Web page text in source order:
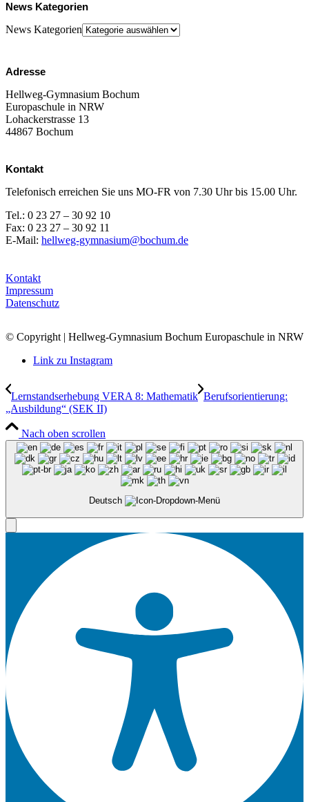
News Kategorien
News Kategorien
Adresse
Hellweg-Gymnasium Bochum
Europaschule in NRW
Lohackerstrasse 13
44867 Bochum
Kontakt
Telefonisch erreichen Sie uns MO-FR von 7.30 Uhr bis 15.00 Uhr.
Tel.: 0 23 27 – 30 92 10
Fax: 0 23 27 – 30 92 11
E-Mail: hellweg-gymnasium@bochum.de
Kontakt
Impressum
Datenschutz
© Copyright | Hellweg-Gymnasium Bochum Europaschule in NRW
Link zu Instagram
Lernstandserhebung VERA 8: Mathematik Berufsorientierung:
„Ausbildung“ (SEK II)
Nach oben scrollen
Deutsch